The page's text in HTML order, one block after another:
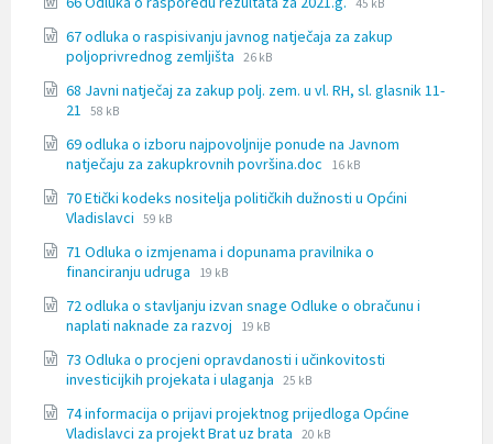
doc
doc
45 kB
67 odluka o raspisivanju javnog natječaja za zakup
poljoprivrednog zemljišta File
docx
File
26 kB
68 Javni natječaj za zakup polj. zem. u vl. RH, sl. glasnik 11-
21 File
docx
File
58 kB
69 odluka o izboru najpovoljnije ponude na Javnom
natječaju za zakupkrovnih površina.doc
File
docx
File
16 kB
70 Etički kodeks nositelja političkih dužnosti u Općini
Vladislavci File
doc
File
59 kB
71 Odluka o izmjenama i dopunama pravilnika o
financiranju udruga
File
docx
File
19 kB
72 odluka o stavljanju izvan snage Odluke o obračunu i
naplati naknade za razvoj
File
docx
File
19 kB
73 Odluka o procjeni opravdanosti i učinkovitosti
investicijkih projekata i ulaganja File
docx
File
25 kB
74 informacija o prijavi projektnog prijedloga Općine
Vladislavci za projekt Brat uz brata File
File
20 kB